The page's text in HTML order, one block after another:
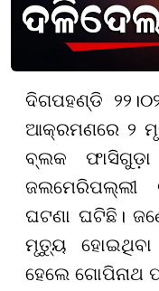
ଦିଗପହଣ୍ଡି
ଆକ୍ରମଣରେ ୨
ବ୍ଲକ ଫାସିଗୁଡ଼ା
ଜଲମେରିପଲ୍ଲୀ
ଘଟଣା ଘଟିଛି।
ମୃତ୍ୟୁ
ହେଲେ ଗୋପିନାଥ